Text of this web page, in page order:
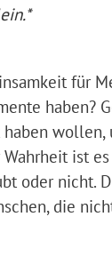
für
haben?
wollen,
ist
oder nicht.
die